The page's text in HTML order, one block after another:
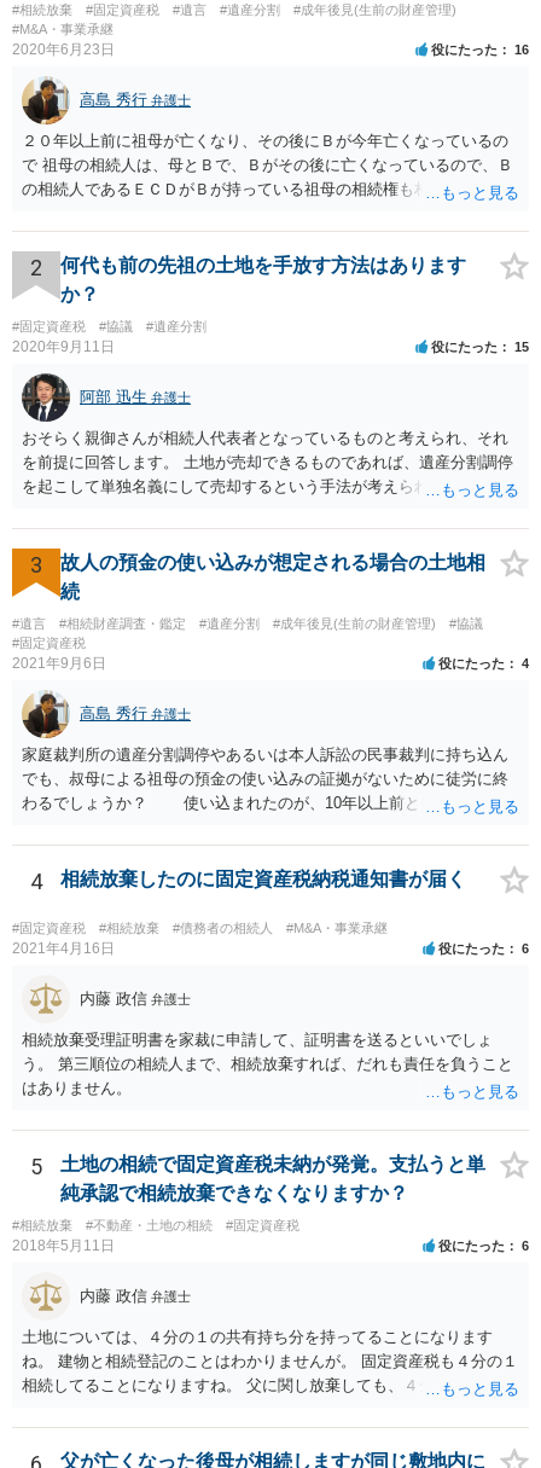
#相続放棄 #固定資産税 #遺言 #遺産分割
#成年後見(生前の財産管理)
#M&A・事業承継
2020年6月23日 役にたった 16
高島 秀行 弁護士
２０年以上前に祖母が亡くなり、その後にＢが今年亡くなっているの
で 祖母の相続人は、母とＢで、Ｂがその後に亡くなっているので、Ｂ
の相続人であるＥＣＤがＢが持っている祖母の相続権も相続すること
Ｅも行う必要があります。 Ｂの配偶者であるＥは常にＢの相続人とな
ります。
2
何代も前の先祖の土地を手放す方法はあります
か？
#固定資産税 #協議 #遺産分割
2020年9月11日 役にたった 15
阿部 迅生 弁護士
おそらく親御さんが相続人代表者となっているものと考えられ、それ
を前提に回答します。 土地が売却できるものであれば、遺産分割調停
を起こして単独名義にして売却するという手法が考えられます。 相続
ではないです。問題は売却できる土地かどうかとどの程度で売却でき
るかになります。 売却できない又は売却できたとしてもわずかな金額
であるとなれば、共有持ち分の放棄ができるかの検討になりますが、
放棄できたとしても時間と費用はかかるので、固定資産税の金額と比
較して費用対効果があるかどうかという検討になります。
3
故人の預金の使い込みが想定される場合の土地相
続
#遺言 #相続財産調査・鑑定 #遺産分割 #成年後見(生前の財産管理)
#協議
#固定資産税
2021年9月6日 役にたった 4
高島 秀行 弁護士
家庭裁判所の遺産分割調停やあるいは本人訴訟の民事裁判に持ち込ん
でも、叔母による祖母の預金の使い込みの証拠がないために徒労に終
わるでしょうか？ 使い込まれたのが、10年以上前ということだと
し、不法行為の構成を取れば知ってから3年以内であれば、損害賠償請
求は可能です。 しかし、使い込みの立証をできるかどうかはわか
りません。 弁護士に面談で詳しい事情を話して相談された方がよ
いと思います。
4 相続放棄したのに固定資産税納税通知書が届く
#固定資産税 #相続放棄 #債務者の相続人 #M&A・事業承継
2021年4月16日 役にたった 6
内藤 政信 弁護士
相続放棄受理証明書を家裁に申請して、証明書を送るといいでしょ
う。 第三順位の相続人まで、相続放棄すれば、だれも責任を負うこと
はありません。
5
土地の相続で固定資産税未納が発覚。支払うと単
純承認で相続放棄できなくなりますか？
#相続放棄 #不動産・土地の相続 #固定資産税
2018年5月11日 役にたった 6
内藤 政信 弁護士
土地については、４分の１の共有持ち分を持ってることになります
ね。 建物と相続登記のことはわかりませんが。 固定資産税も４分の１
相続してることになりますね。 父に関し放棄しても、４分の１はあな
ば、単純承認にはならないでしょう。 役所にも話を通しておいた方が
いいでしょう。 あるいは、相続して売却しても、滞納に追いつかない
父が亡くなった後母が相続しますが同じ敷地内に